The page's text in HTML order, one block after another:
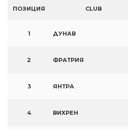
ПОЗИЦИЯ CLUB
1 ДУНАВ
2 ФРАТРИЯ
3 ЯНТРА
4 ВИХРЕН